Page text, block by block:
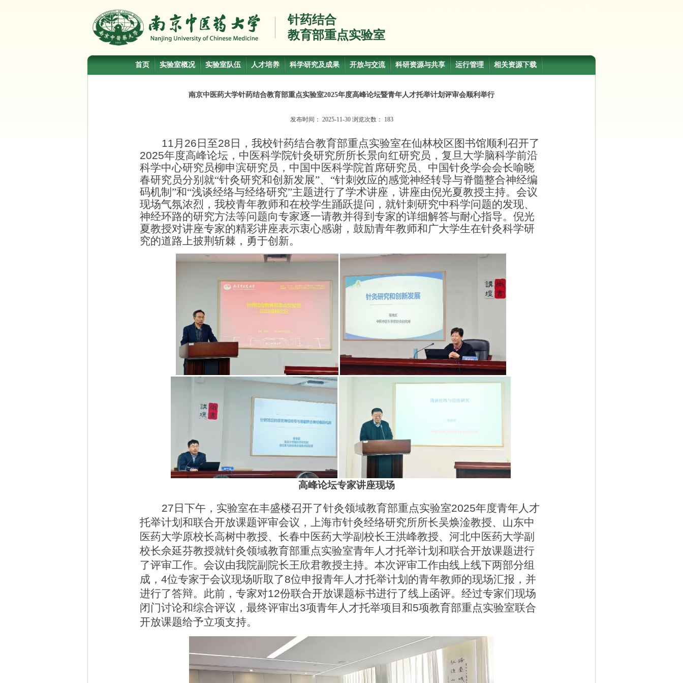
针药结合
教育部重点实验室
首页 实验室概况 实验室队伍 人才培养 科学研究及成果 开放与交流 科研资源与共享 运行管理 相关资源下载
南京中医药大学针药结合教育部重点实验室2025年度高峰论坛暨青年人才托举计划评审会顺利举行
发布时间： 2025-11-30 浏览次数： 183
11月 26 日至28 日，我校针药结合教育部重点实验室在仙林校区图书馆顺利召开了
2025年度高峰论坛，中医科学院针灸研究所所长景向红研究员，复旦大学脑科学前沿
科学中心研究员柳申滨研究员，中国中医科学院首席研究员、中国针灸学会会长喻晓
春研究员分别就“针灸研究和创新发展”、“针刺效应的感觉神经转导与脊髓整合神经编
码机制”和“浅谈经络与经络研究”主题进行了学术讲座，讲座由倪光夏教授主持。会议
现场气氛浓烈，我校青年教师和在校学生踊跃提问，就针刺研究中科学问题的发现、
神经环路的研究方法等问题向专家逐一请教并得到专家的详细解答与耐心指导。倪光
夏教授对讲座专家的精彩讲座表示衷心感谢，鼓励青年教师和广大学生在针灸科学研
究的道路上披荆斩棘，勇于创新。
高峰论坛专家讲座现场
27 日下午，实验室在丰盛楼召开了针灸领域教育部重点实验室2025年度青年人才
托举计划和联合开放课题评审会议，上海市针灸经络研究所所长吴焕淦教授、山东中
医药大学原校长高树中教授、长春中医药大学副校长王洪峰教授、河北中医药大学副
校长佘延芬教授就针灸领域教育部重点实验室青年人才托举计划和联合开放课题进行
了评审工作。会议由我院副院长王欣君教授主持。本次评审工作由线上线下两部分组
成， 4位专家于会议现场听取了8位申报青年人才托举计划的青年教师的现场汇报，并
进行了答辩。此前，专家对12份联合开放课题标书进行了线上函评。经过专家们现场
闭门讨论和综合评议，最终评审出3项青年人才托举项目和5项教育部重点实验室联合
开放课题给予立项支持。